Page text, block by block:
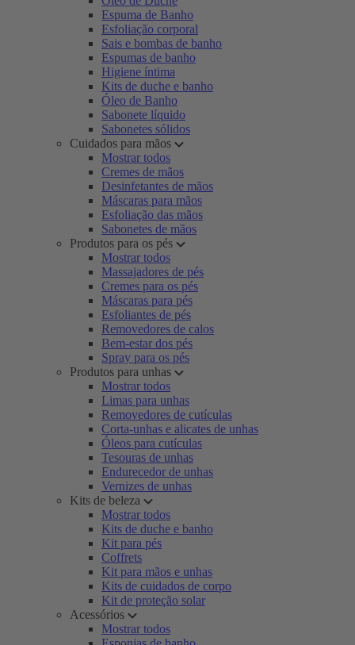
Espuma de Banho
Esfoliação corporal
Sais e bombas de banho
Espumas de banho
Higiene íntima
Kits de duche e banho
Óleo de Banho
Sabonete líquido
Sabonetes sólidos
Cuidados para mãos
Mostrar todos
Cremes de mãos
Desinfetantes de mãos
Máscaras para mãos
Esfoliação das mãos
Sabonetes de mãos
Produtos para os pés
Mostrar todos
Massajadores de pés
Cremes para os pés
Máscaras para pés
Esfoliantes de pés
Removedores de calos
Bem-estar dos pés
Spray para os pés
Produtos para unhas
Mostrar todos
Limas para unhas
Removedores de cutículas
Corta-unhas e alicates de unhas
Óleos para cutículas
Tesouras de unhas
Endurecedor de unhas
Vernizes de unhas
Kits de beleza
Mostrar todos
Kits de duche e banho
Kit para pés
Coffrets
Kit para mãos e unhas
Kits de cuidados de corpo
Kit de proteção solar
Acessórios
Mostrar todos